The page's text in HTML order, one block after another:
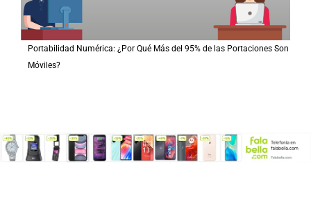
Portabilidad Numérica: ¿Por Qué Más del 95% de las Portaciones Son
Móviles?